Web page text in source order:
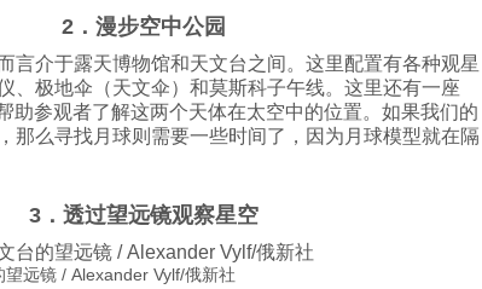
2．漫步空中公园
言介于露天博物馆和天文台之间。这里配置有各种观星
、极地伞（天文伞）和莫斯科子午线。这里还有一座
助参观者了解这两个天体在太空中的位置。如果我们的
那么寻找月球则需要一些时间了，因为月球模型就在隔
3．透过望远镜观察星空
远镜 / Alexander Vylf/俄新社